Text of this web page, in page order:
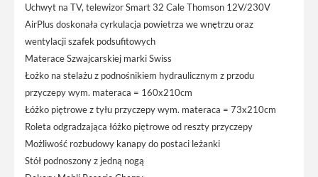
Uchwyt na TV, telewizor Smart 32 Cale Thomson 12V/230V
AirPlus doskonała cyrkulacja powietrza we wnętrzu oraz
wentylacji szafek podsufitowych
Materace Szwajcarskiej marki Swiss
Łożko na stelażu z podnośnikiem hydraulicznym z przodu
przyczepy wym. materaca = 160x210cm
Łóżko piętrowe z tyłu przyczepy wym. materaca = 73x210cm
Roleta odgradzająca łóżko piętrowe od reszty przyczepy
Możliwość rozbudowy kanapy do postaci leżanki
Stół podnoszony z jedną nogą